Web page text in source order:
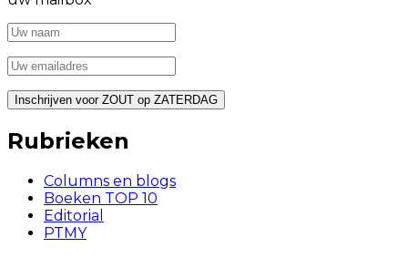
Rubrieken
Columns en blogs
Boeken TOP 10
Editorial
PTMY